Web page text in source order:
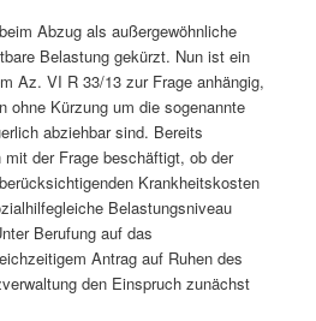
Abzug als außergewöhnliche
Belastung gekürzt. Nun ist ein
Az. VI R 33/13 zur Frage anhängig,
ohne Kürzung um die sogenannte
abziehbar sind. Bereits
der Frage beschäftigt, ob der
Krankheitskosten
Belastungsniveau
Berufung auf das
Antrag auf Ruhen des
den Einspruch zunächst